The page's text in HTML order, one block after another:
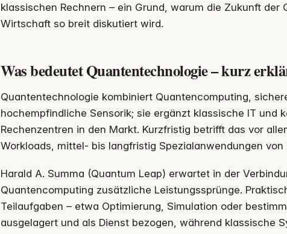
klassischen Rechnern – ein Grund, warum die Zukunft der
Wirtschaft so breit diskutiert wird.
Was bedeutet Quantentechnologie – kurz
Quantentechnologie kombiniert Quantencomputing,
hochempfindliche Sensorik; sie ergänzt klassische IT und
Rechenzentren in den Markt. Kurzfristig betrifft das vor
Workloads, mittel- bis langfristig Spezialanwendungen von
Harald A. Summa (Quantum Leap) erwartet in der
Quantencomputing zusätzliche Leistungssprünge.
Teilaufgaben – etwa Optimierung, Simulation oder
ausgelagert und als Dienst bezogen, während klassische